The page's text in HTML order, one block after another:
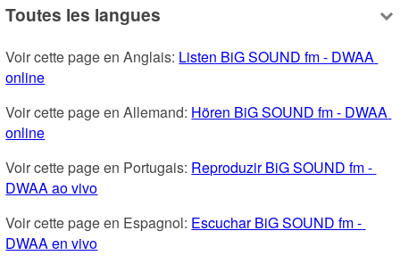
Toutes les langues
Voir cette page en Anglais: Listen BiG SOUND fm - DWAA
online
Voir cette page en Allemand: Hören BiG SOUND fm - DWAA
online
Voir cette page en Portugais: Reproduzir BiG SOUND fm -
DWAA ao vivo
Voir cette page en Espagnol: Escuchar BiG SOUND fm -
DWAA en vivo